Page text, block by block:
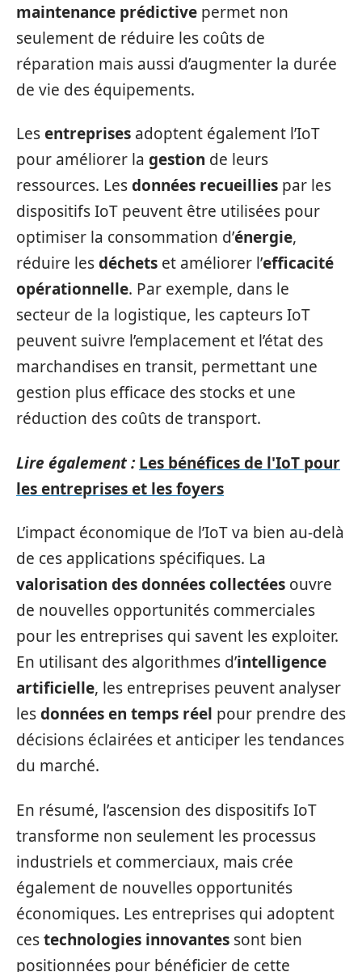
maintenance prédictive permet non
seulement de réduire les coûts de
réparation mais aussi d’augmenter la durée
de vie des équipements.
Lesentreprises adoptent également l’IoT
pour améliorer la gestion de leurs
ressources. Lesdonnées recueillies par les
dispositifs IoT peuvent être utilisées pour
optimiser la consommation d’énergie,
réduire lesdéchets et améliorer l’efficacité
opérationnelle. Par exemple, dans le
secteur de la logistique, les capteurs IoT
peuvent suivre l’emplacement et l’état des
marchandises en transit, permettant une
gestion plus efficace des stocks et une
réduction des coûts de transport.
Lire également : Les bénéfices de l'IoT pour
les entreprises et les foyers
L’impact économique de l’IoT va bien au-delà
de ces applications spécifiques. La
valorisation des données collectées ouvre
de nouvelles opportunités commerciales
pour les entreprises qui savent les exploiter.
En utilisant des algorithmes d’intelligence
artificielle, les entreprises peuvent analyser
lesdonnées en temps réel pour prendre des
décisions éclairées et anticiper les tendances
du marché.
En résumé, l’ascension des dispositifs IoT
transforme non seulement les processus
industriels et commerciaux, mais crée
également de nouvelles opportunités
économiques. Les entreprises qui adoptent
cestechnologies innovantes sont bien
positionnées pour bénéficier de cette